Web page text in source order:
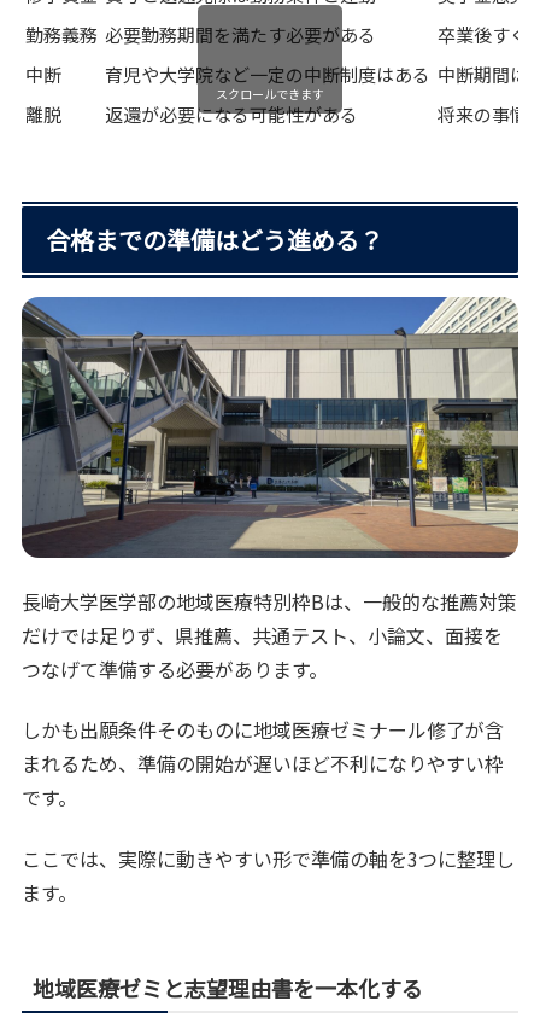
勤務義務 必要勤務期間を満たす必要がある
卒業後すぐ
中断
育児や大学院など一定の中断制度はある 中断期間は
離脱
返還が必要になる可能性がある 将来の事情
スクロールできます
合格までの準備はどう進める？
長崎大学医学部の地域医療特別枠Bは、一般的な推薦対策
だけでは足りず、県推薦、共通テスト、小論文、面接を
つなげて準備する必要があります。
しかも出願条件そのものに地域医療ゼミナール修了が含
まれるため、準備の開始が遅いほど不利になりやすい枠
です。
ここでは、実際に動きやすい形で準備の軸を3つに整理し
ます。
地域医療ゼミと志望理由書を一本化する